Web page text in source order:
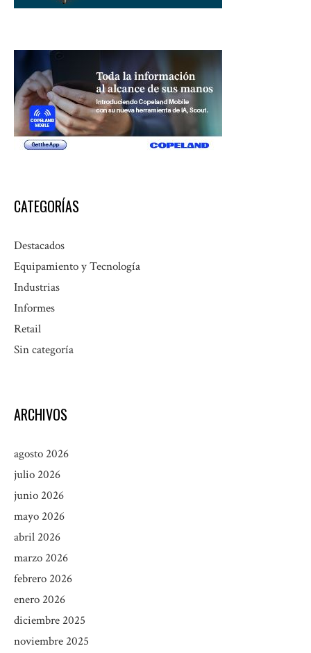
CATEGORÍAS
Destacados
Equipamiento y Tecnología
Industrias
Informes
Retail
Sin categoría
ARCHIVOS
agosto 2026
julio 2026
junio 2026
mayo 2026
abril 2026
marzo 2026
febrero 2026
enero 2026
diciembre 2025
noviembre 2025